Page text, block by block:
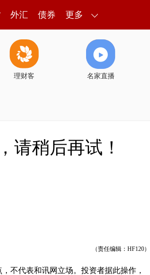
外汇 债券 更多
理财客 名家直播
请稍后再试！
（责任编辑：HF120）
不代表和讯网立场。投资者据此操作，